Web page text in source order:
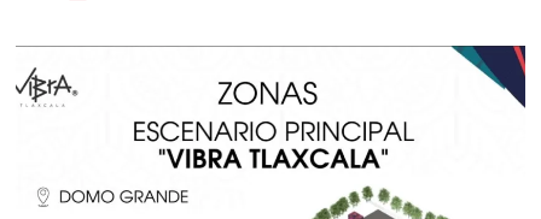
que
querrás
tener